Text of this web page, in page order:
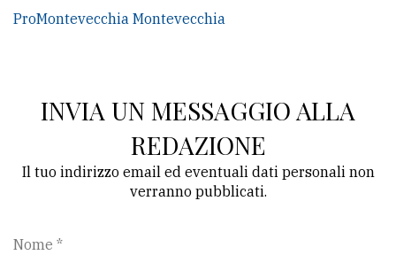
ProMontevecchia Montevecchia
INVIA UN MESSAGGIO ALLA
REDAZIONE
Il tuo indirizzo email ed eventuali dati personali non
verranno pubblicati.
Nome *